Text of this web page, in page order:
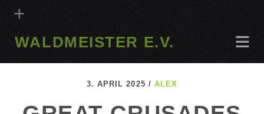
WALDMEISTER E.V.
3. APRIL 2025 / ALEX